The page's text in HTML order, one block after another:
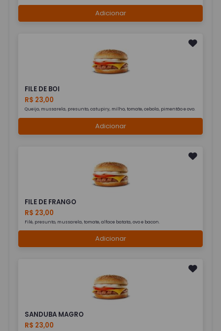
Adicionar
FILE DE BOI
R$ 23,00
Queijo, mussarela, presunto, catupiry, milho, tomate, cebola, pimentão e ovo.
Adicionar
FILE DE FRANGO
R$ 23,00
Filé, presunto, mussarela, tomate, alface batata, ovo e bacon.
Adicionar
SANDUBA MAGRO
R$ 23,00